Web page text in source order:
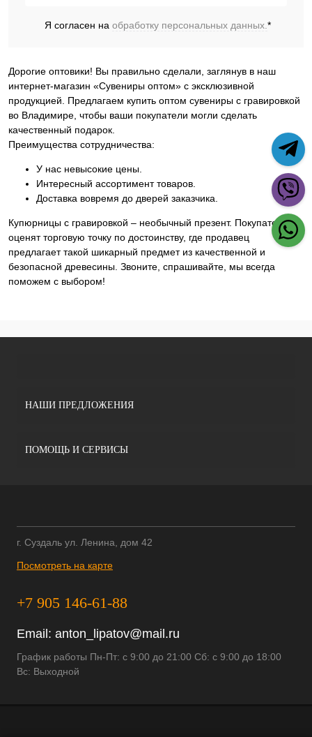
Я согласен на обработку персональных данных.*
Дорогие оптовики! Вы правильно сделали, заглянув в наш
интернет-магазин «Сувениры оптом» с эксклюзивной
продукцией. Предлагаем купить оптом сувениры с гравировкой
во Владимире, чтобы ваши покупатели могли сделать
качественный подарок.
Преимущества сотрудничества:
У нас невысокие цены.
Интересный ассортимент товаров.
Доставка вовремя до дверей заказчика.
Купюрницы с гравировкой – необычный презент. Покупатели
оценят торговую точку по достоинству, где продавец
предлагает такой шикарный предмет из качественной и
безопасной древесины. Звоните, спрашивайте, мы всегда
поможем с выбором!
НАШИ ПРЕДЛОЖЕНИЯ
ПОМОЩЬ И СЕРВИСЫ
г. Суздаль ул. Ленина, дом 42
Посмотреть на карте
+7 905 146-61-88
Email: anton_lipatov@mail.ru
График работы Пн-Пт: с 9:00 до 21:00 Сб: с 9:00 до 18:00
Вс: Выходной